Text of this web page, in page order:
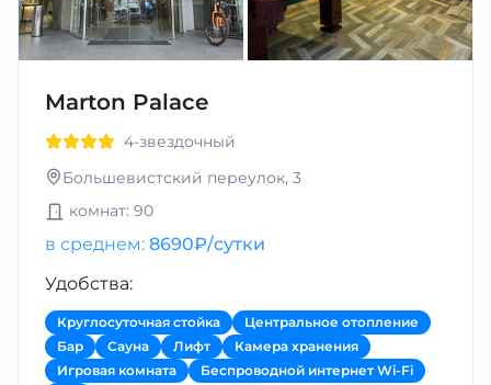
Marton Palace
4-звездочный
Большевистский переулок, 3
комнат: 90
в среднем: 8690₽/сутки
Удобства:
Круглосуточная стойка
Центральное отопление
Бар
Сауна Лифт
Камера хранения
Игровая комната
Беспроводной интернет Wi-Fi